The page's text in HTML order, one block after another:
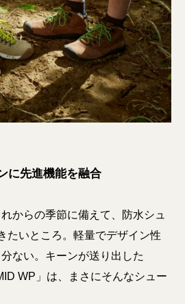
に先進機能を融合
からの季節に備えて、防水シュ
たいところ。軽量でデザイン性
ない。キーンが送り出した
WP」は、まさにそんなシュー